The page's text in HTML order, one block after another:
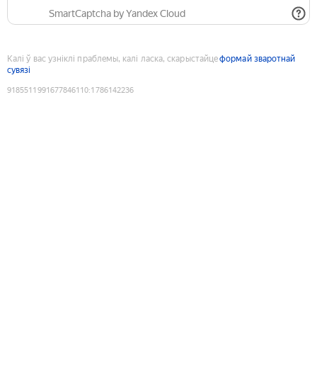
SmartCaptcha by Yandex Cloud
Калі ў вас узніклі праблемы, калі ласка, скарыстайцеформай зваротнай
сувязі
9185511991677846110:1786142236